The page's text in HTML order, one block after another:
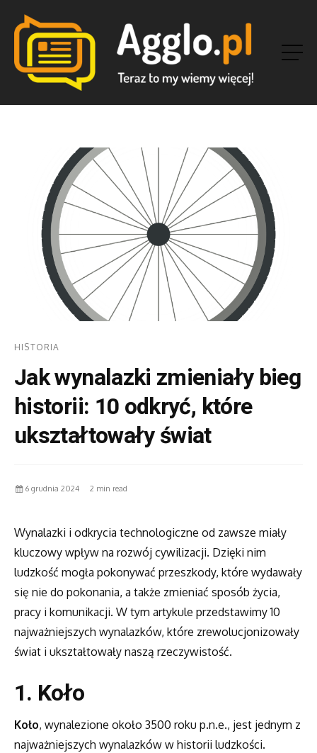
HISTORIA
Jak wynalazki zmieniały bieg
historii: 10 odkryć, które
ukształtowały świat
6 grudnia 2024 2 min read
Wynalazki i odkrycia technologiczne od zawsze miały
kluczowy wpływ na rozwój cywilizacji. Dzięki nim
ludzkość mogła pokonywać przeszkody, które wydawały
się nie do pokonania, a także zmieniać sposób życia,
pracy i komunikacji. W tym artykule przedstawimy 10
najważniejszych wynalazków, które zrewolucjonizowały
świat i ukształtowały naszą rzeczywistość.
1. Koło
Koło, wynalezione około 3500 roku p.n.e., jest jednym z
najważniejszych wynalazków w historii ludzkości.